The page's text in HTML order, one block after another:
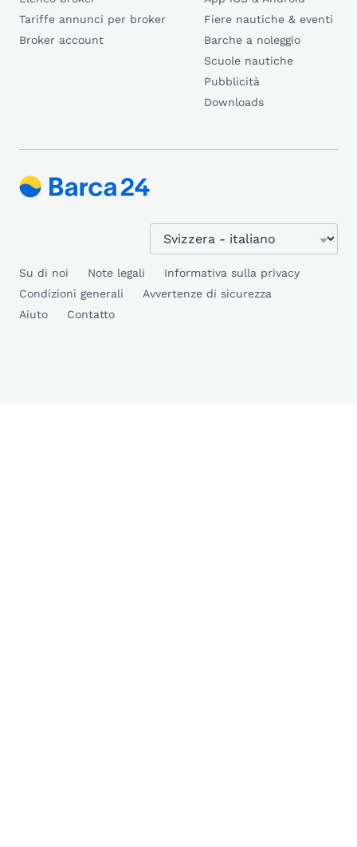
Tariffe annunci per broker
Broker account
Fiere nautiche & eventi
Barche a noleggio
Scuole nautiche
Pubblicità
Downloads
Su di noi Note legali
Informativa sulla privacy
Condizioni generali
Avvertenze di sicurezza
Aiuto
Contatto